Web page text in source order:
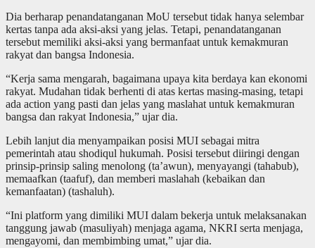
Dia berharap penandatanganan MoU tersebut tidak hanya selembar
kertas tanpa ada aksi-aksi yang jelas. Tetapi, penandatanganan
tersebut memiliki aksi-aksi yang bermanfaat untuk kemakmuran
rakyat dan bangsa Indonesia.
“Kerja sama mengarah, bagaimana upaya kita berdaya kan ekonomi
rakyat. Mudahan tidak berhenti di atas kertas masing-masing, tetapi
ada action yang pasti dan jelas yang maslahat untuk kemakmuran
bangsa dan rakyat Indonesia,” ujar dia.
Lebih lanjut dia menyampaikan posisi MUI sebagai mitra
pemerintah atau shodiqul hukumah. Posisi tersebut diiringi dengan
prinsip-prinsip saling menolong (ta’awun), menyayangi (tahabub),
memaafkan (taafuf), dan memberi maslahah (kebaikan dan
kemanfaatan) (tashaluh).
“Ini platform yang dimiliki MUI dalam bekerja untuk melaksanakan
tanggung jawab (masuliyah) menjaga agama, NKRI serta menjaga,
mengayomi, dan membimbing umat,” ujar dia.